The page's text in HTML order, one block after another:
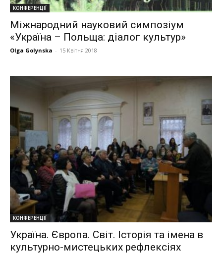
КОНФЕРЕНЦІЇ
Міжнародний науковий симпозіум
«Україна – Польща: діалог культур»
Olga Golynska - 15 Квітня 2018
КОНФЕРЕНЦІЇ
Україна. Європа. Світ. Історія та імена в
культурно-мистецьких рефлексіях